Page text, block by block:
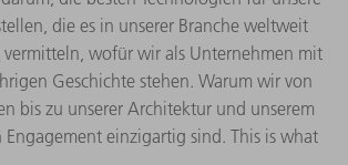
die es in unserer Branche weltweit
vermitteln, wofür wir als Unternehmen mit
Geschichte stehen. Warum wir von
bis zu unserer Architektur und unserem
Engagement einzigartig sind. This is what